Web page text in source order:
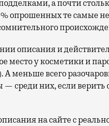
а почти
опрошенных те самые
описания и
место у косметики и
А меньше всего
них, если верить
на сайте с